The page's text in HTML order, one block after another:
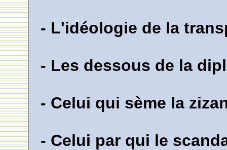
- L'idéologie de la
- Les dessous de la
- Celui qui sème la
- Celui par qui le